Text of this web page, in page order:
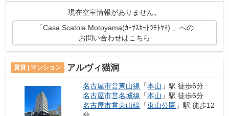
現在空室情報がありません。
「Casa Scatola Motoyama(ｶｰｻｽｶｰﾄﾗﾓﾄﾔﾏ) 」への
お問い合わせはこちら
賃貸 | マンション アルヴィ猫洞
名古屋市営東山線 「本山 」駅 徒歩6分
名古屋市営名城線 「本山 」駅 徒歩6分
名古屋市営東山線 「東山公園 」駅 徒歩12